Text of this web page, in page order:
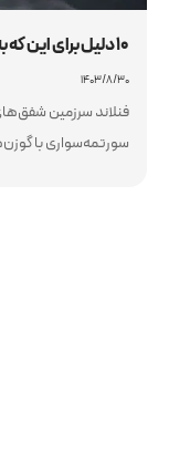
۱۰ دلیل برای این که به فنلاند سفر کنید
۱۴۰۳/۸/۳۰
فنلاند سرزمین
سورتمه‌سواری با